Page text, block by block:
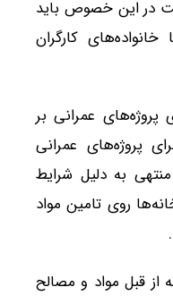
در این خصوص باید
کارگران
پروژه‌های عمرانی بر
پروژه‌های عمرانی
به دلیل شرایط
روی تامین مواد
از قبل مواد و مصالح